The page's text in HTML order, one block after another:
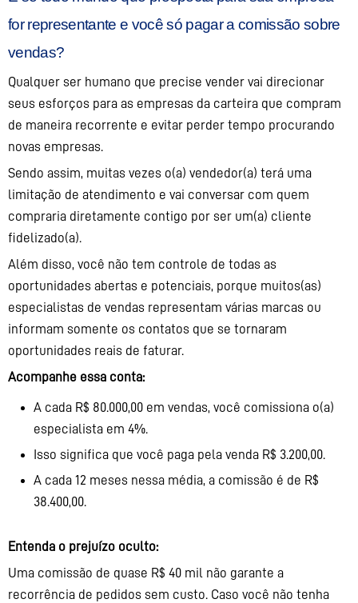
for representante e você só pagar a comissão sobre
vendas?
Qualquer ser humano que precise vender vai direcionar
seus esforços para as empresas da carteira que compram
de maneira recorrente e evitar perder tempo procurando
novas empresas.
Sendo assim, muitas vezes o(a) vendedor(a) terá uma
limitação de atendimento e vai conversar com quem
compraria diretamente contigo por ser um(a) cliente
fidelizado(a).
Além disso, você não tem controle de todas as
oportunidades abertas e potenciais, porque muitos(as)
especialistas de vendas representam várias marcas ou
informam somente os contatos que se tornaram
oportunidades reais de faturar.
Acompanhe essa conta:
A cada R$ 80.000,00 em vendas, você comissiona o(a)
especialista em 4%.
Isso significa que você paga pela venda R$ 3.200,00.
A cada 12 meses nessa média, a comissão é de R$
38.400,00.
Entenda o prejuízo oculto:
Uma comissão de quase R$ 40 mil não garante a
recorrência de pedidos sem custo. Caso você não tenha